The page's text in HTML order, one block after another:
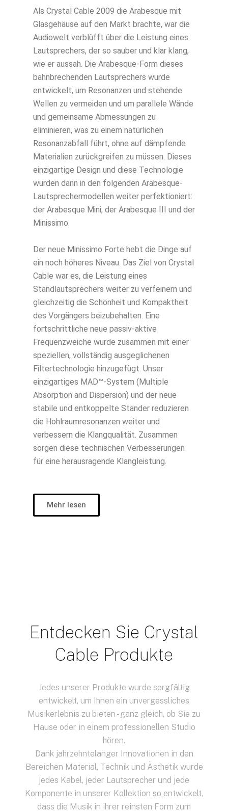
Als Crystal Cable 2009 die Arabesque mit
Glasgehäuse auf den Markt brachte, war die
Audiowelt verblüfft über die Leistung eines
Lautsprechers, der so sauber und klar klang,
wie er aussah. Die Arabesque-Form dieses
bahnbrechenden Lautsprechers wurde
entwickelt, um Resonanzen und stehende
Wellen zu vermeiden und um parallele Wände
und gemeinsame Abmessungen zu
eliminieren, was zu einem natürlichen
Resonanzabfall führt, ohne auf dämpfende
Materialien zurückgreifen zu müssen. Dieses
einzigartige Design und diese Technologie
wurden dann in den folgenden Arabesque-
Lautsprechermodellen weiter perfektioniert:
der Arabesque Mini, der Arabesque III und der
Minissimo.
Der neue Minissimo Forte hebt die Dinge auf
ein noch höheres Niveau. Das Ziel von Crystal
Cable war es, die Leistung eines
Standlautsprechers weiter zu verfeinern und
gleichzeitig die Schönheit und Kompaktheit
des Vorgängers beizubehalten. Eine
fortschrittliche neue passiv-aktive
Frequenzweiche wurde zusammen mit einer
speziellen, vollständig ausgeglichenen
Filtertechnologie hinzugefügt. Unser
einzigartiges MAD™-System (Multiple
Absorption and Dispersion) und der neue
stabile und entkoppelte Ständer reduzieren
die Hohlraumresonanzen weiter und
verbessern die Klangqualität. Zusammen
sorgen diese technischen Verbesserungen
für eine herausragende Klangleistung.
Mehr lesen
Entdecken Sie Crystal
Cable Produkte
Jedes unserer Produkte wurde sorgfältig
entwickelt, um Ihnen ein unvergessliches
Musikerlebnis zu bieten - ganz gleich, ob Sie zu
Hause oder in einem professionellen Studio
hören.
Dank jahrzehntelanger Innovationen in den
Bereichen Material, Technik und Ästhetik wurde
jedes Kabel, jeder Lautsprecher und jede
Komponente in unserer Kollektion so entwickelt,
dass die Musik in ihrer reinsten Form zum